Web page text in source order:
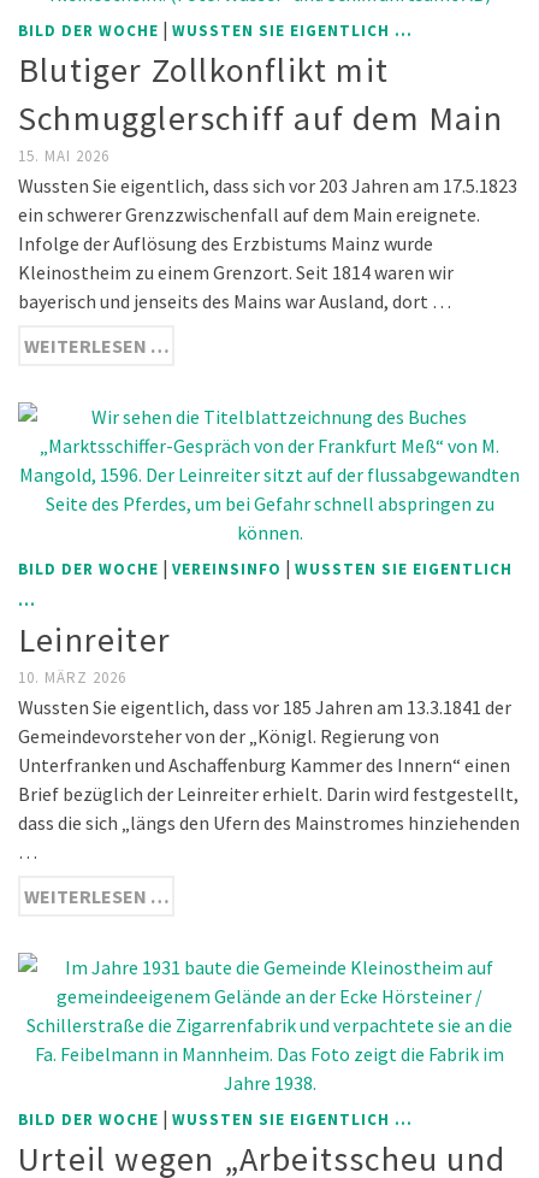
BILD DER WOCHE | WUSSTEN SIE EIGENTLICH ...
Blutiger Zollkonflikt mit
Schmugglerschiff auf dem Main
15. MAI 2026
Wussten Sie eigentlich, dass sich vor 203 Jahren am 17.5.1823
ein schwerer Grenzzwischenfall auf dem Main ereignete.
Infolge der Auflösung des Erzbistums Mainz wurde
Kleinostheim zu einem Grenzort. Seit 1814 waren wir
bayerisch und jenseits des Mains war Ausland, dort …
WEITERLESEN …
BILD DER WOCHE | VEREINSINFO | WUSSTEN SIE EIGENTLICH
...
Leinreiter
10. MÄRZ 2026
Wussten Sie eigentlich, dass vor 185 Jahren am 13.3.1841 der
Gemeindevorsteher von der „Königl. Regierung von
Unterfranken und Aschaffenburg Kammer des Innern“ einen
Brief bezüglich der Leinreiter erhielt. Darin wird festgestellt,
dass die sich „längs den Ufern des Mainstromes hinziehenden
…
WEITERLESEN …
BILD DER WOCHE | WUSSTEN SIE EIGENTLICH ...
Urteil wegen „Arbeitsscheu und